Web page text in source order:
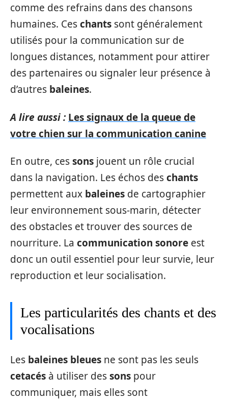
comme des refrains dans des chansons
humaines. Ceschants sont généralement
utilisés pour la communication sur de
longues distances, notamment pour attirer
des partenaires ou signaler leur présence à
d’autres baleines.
A lire aussi : Les signaux de la queue de
votre chien sur la communication canine
En outre, cessons jouent un rôle crucial
dans la navigation. Les échos deschants
permettent aux baleines de cartographier
leur environnement sous-marin, détecter
des obstacles et trouver des sources de
nourriture. La communication sonore est
donc un outil essentiel pour leur survie, leur
reproduction et leur socialisation.
Les particularités des chants et des
vocalisations
Les baleines bleues ne sont pas les seuls
cetacés à utiliser dessons pour
communiquer, mais elles sont